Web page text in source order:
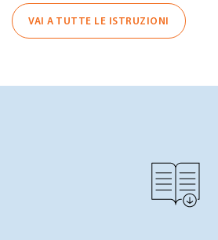
VAI A TUTTE LE ISTRUZIONI